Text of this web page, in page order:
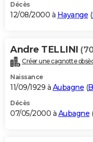
Décès
12/08/2000 à Hayange (
Andre TELLINI
Créer une cagnotte
Naissance
11/09/1929 à Aubagne (
Décès
07/05/2000 à Aubagne (